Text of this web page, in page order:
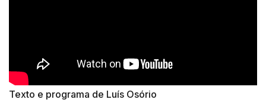
Texto e programa de Luís Osório